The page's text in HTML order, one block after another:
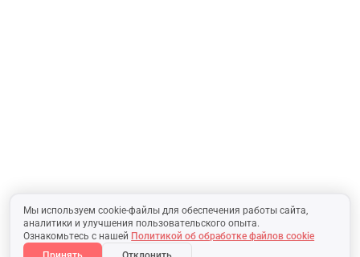
Мы используем cookie-файлы для обеспечения работы сайта,
аналитики и улучшения пользовательского опыта.
Ознакомьтесь с нашей Политикой об обработке файлов cookie